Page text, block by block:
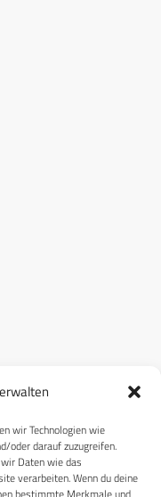
wir Technologien wie
oder darauf zuzugreifen.
Daten wie das
verarbeiten. Wenn du deine